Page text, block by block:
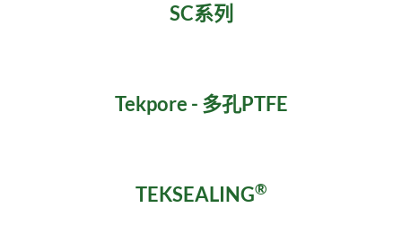
SC系列
Tekpore - 多孔PTFE
TEKSEALING®